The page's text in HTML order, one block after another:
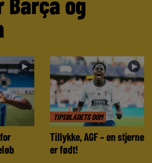
►
TIPSBLADETS DOM
►
Tillykke, AGF – en stjerne
er født!